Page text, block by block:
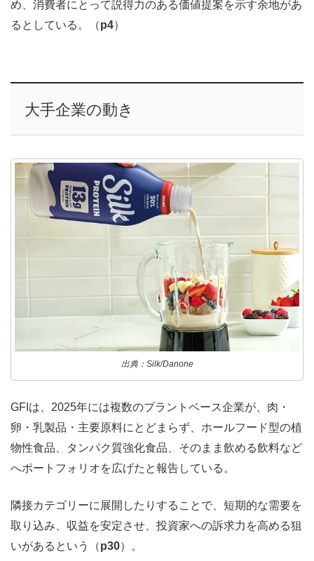
め、消費者にとって説得力のある価値提案を示す余地があ
るとしている。（p4）
大手企業の動き
出典：Silk/Danone
GFIは、2025年には複数のプラントベース企業が、肉・
卵・乳製品・主要原料にとどまらず、ホールフード型の植
物性食品、タンパク質強化食品、そのまま飲める飲料など
へポートフォリオを広げたと報告している。
隣接カテゴリーに展開したりすることで、短期的な需要を
取り込み、収益を安定させ、投資家への訴求力を高める狙
いがあるという（p30）。